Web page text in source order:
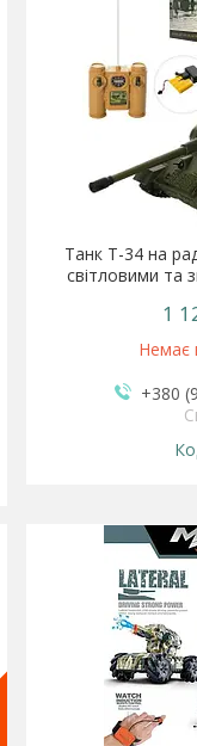
Танк Т-34 на
світловими та
1
Немає
+380